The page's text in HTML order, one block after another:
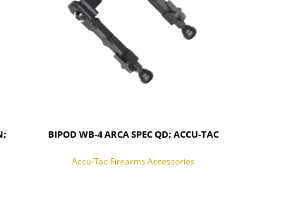
BIPOD WB-4 ARCA SPEC QD; ACCU-TAC
Accu-Tac Firearms Accessories